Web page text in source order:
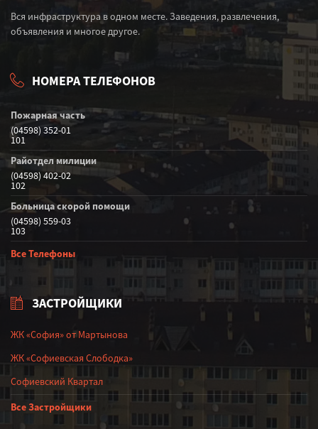
Вся инфраструктура в одном месте. Заведения, развлечения,
объявления и многое другое.
НОМЕРА ТЕЛЕФОНОВ
Пожарная часть
(04598) 352-01
101
Райотдел милиции
(04598) 402-02
102
Больница скорой помощи
(04598) 559-03
103
Все Телефоны
ЗАСТРОЙЩИКИ
ЖК «София» от Мартынова
ЖК «Софиевская Слободка»
Софиевский Квартал
Все Застройщики